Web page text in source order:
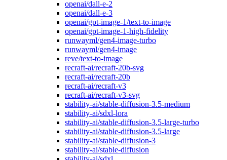
openai/dall-e-2
openai/dall-e-3
openai/gpt-image-1/text-to-image
openai/gpt-image-1-high-fidelity
runwayml/gen4-image-turbo
runwayml/gen4-image
reve/text-to-image
recraft-ai/recraft-20b-svg
recraft-ai/recraft-20b
recraft-ai/recraft-v3
recraft-ai/recraft-v3-svg
stability-ai/stable-diffusion-3.5-medium
stability-ai/sdxl-lora
stability-ai/stable-diffusion-3.5-large-turbo
stability-ai/stable-diffusion-3.5-large
stability-ai/stable-diffusion-3
stability-ai/stable-diffusion